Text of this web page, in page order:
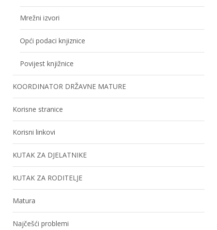
Mrežni izvori
Opći podaci knjiznice
Povijest knjižnice
KOORDINATOR DRŽAVNE MATURE
Korisne stranice
Korisni linkovi
KUTAK ZA DJELATNIKE
KUTAK ZA RODITELJE
Matura
Najčešći problemi